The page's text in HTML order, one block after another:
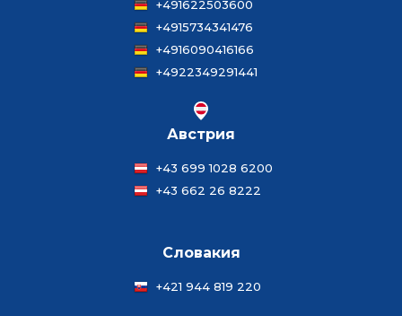
+491622503600
+4915734341476
+4916090416166
+4922349291441
Австрия
+43 699 1028 6200
+43 662 26 8222
Словакия
+421 944 819 220